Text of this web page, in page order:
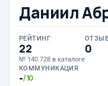
Даниил
РЕЙТИНГ
22
№ 140 728 в каталоге
0
КОММУНИКАЦИЯ
-/10